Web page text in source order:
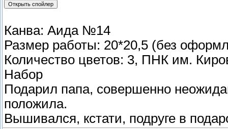
Канва: Аида №14
Размер работы: 20*20,5 (без
Количество цветов: 3, ПНК им.
Набор
Подарил папа, совершенно
положила.
Вышивался, кстати, подруге в